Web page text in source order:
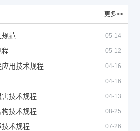
更多>>
规范 05-14
程 05-12
用技术规程 04-16
04-16
技术规程 04-13
技术规程 08-25
术规程 07-26